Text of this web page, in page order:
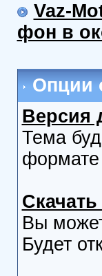
Vaz-
фон в
Опции
Версия
Тема
формате
Вы
Будет